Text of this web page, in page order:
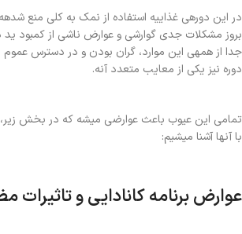
در این دورهی غذاییه استفاده از نمک به کلی منع
بروز مشکلات جدی گوارشی و عوارض ناشی از کمبود ید
جدا از همهی این موارد، گران بودن و در دسترس عموم
دوره نیز یکی از معایب متعدد آنه.
تمامی این عیوب باعث عوارضی میشه که در بخش زیر،
با آنها آشنا میشیم:
عوارض برنامه کانادایی و تاثیرات